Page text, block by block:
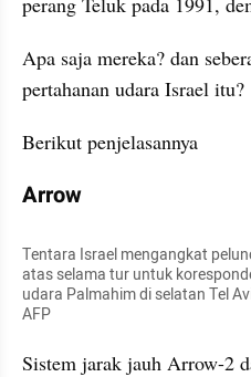
Apa saja mereka? dan
pertahanan udara Israel itu?
Berikut penjelasannya
Arrow
Tentara Israel mengangkat
atas selama tur untuk
udara Palmahim di selatan Tel
AFP
Sistem jarak jauh Arrow-2